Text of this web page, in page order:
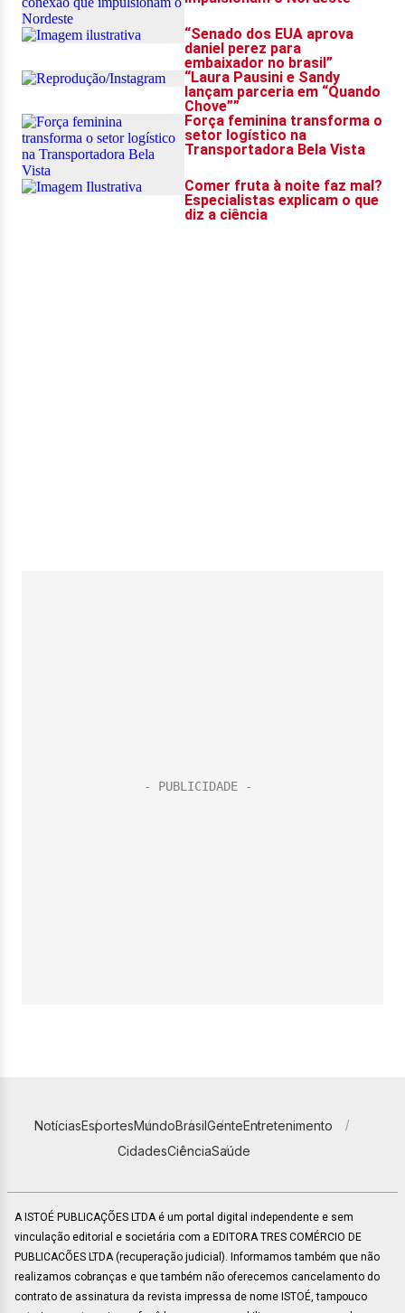
NotíciasEsportesMundoBrasilGenteEntretenimento
CidadesCiênciaSaúde
A ISTOÉ PUBLICAÇÕES LTDA é um portal digital independente e sem
vinculação editorial e societária com a EDITORA TRES COMÉRCIO DE
PUBLICACÕES LTDA (recuperação judicial). Informamos também que não
realizamos cobranças e que também não oferecemos cancelamento do
contrato de assinatura da revista impressa de nome ISTOÉ, tampouco